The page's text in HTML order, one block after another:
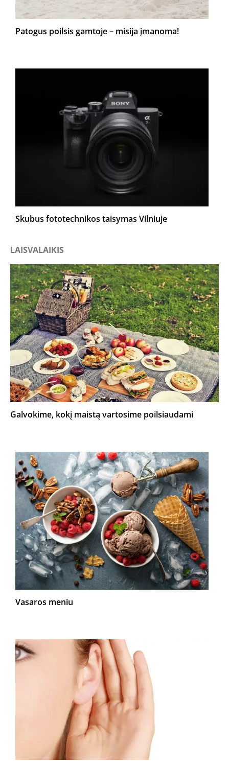
Patogus poilsis gamtoje – misija įmanoma!
Skubus fototechnikos taisymas Vilniuje
LAISVALAIKIS
Galvokime, kokį maistą vartosime poilsiaudami
Vasaros meniu